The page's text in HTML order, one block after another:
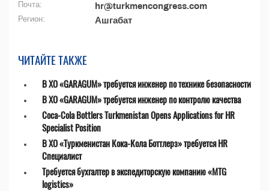
Почта: hr@turkmencongress.com
Регион: Ашгабат
ЧИТАЙТЕ ТАКЖЕ
В ХО «GARAGUM» требуется инженер по технике безопасности
В ХО «GARAGUM» требуется инженер по контролю качества
Coca-Cola Bottlers Turkmenistan Opens Applications for HR
Specialist Position
В ХО «Туркменистан Кока-Кола Боттлерз» требуется HR
Специалист
Требуется бухгалтер в экспедиторскую компанию «MTG
logistics»